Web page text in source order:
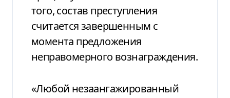
того, состав преступления
считается завершенным с
момента предложения
неправомерного вознаграждения.
«Любой незаангажированный